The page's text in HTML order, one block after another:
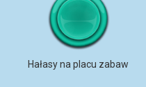
Hałasy na placu zabaw